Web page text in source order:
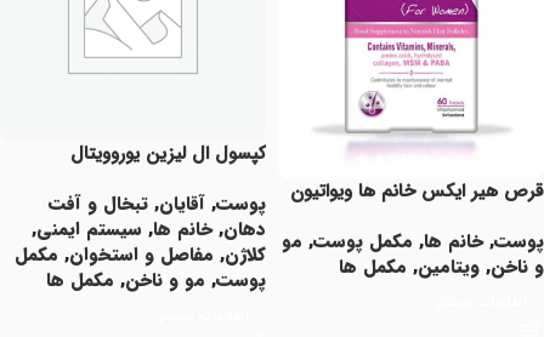
قرص هیر ایکس خانم ها ویواتیون
پوست,خانم ها, مکمل پوست, مو
و ناخن, ویتامین, مکمل ها
کپسول ال لیزین یوروویتال
پوست, آقایان, تبخال و آفت
دهان,خانم ها, سیستم ایمنی,
کلاژن, مفاصل و استخوان, مکمل
پوست, مو و ناخن, مکمل ها